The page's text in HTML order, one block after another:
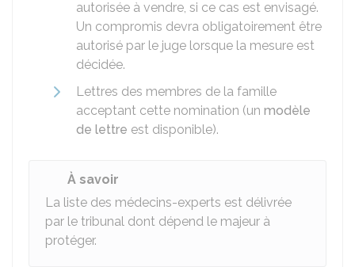
autorisée à vendre, si ce cas est envisagé.
Un compromis devra obligatoirement être
autorisé par le juge lorsque la mesure est
décidée.
Lettres des membres de la famille
acceptant cette nomination (un modèle
de lettre est disponible).
À savoir
La liste des médecins-experts est délivrée
par le tribunal dont dépend le majeur à
protéger.